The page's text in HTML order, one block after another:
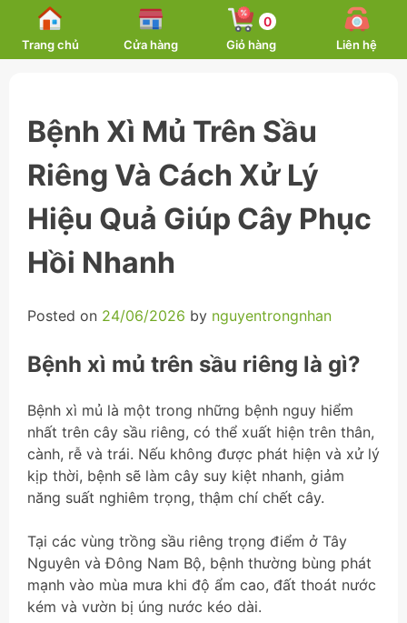
content
Trang chủ Cửa hàng
0
Giỏ hàng Liên hệ
Bệnh Xì Mủ Trên Sầu
Riêng Và Cách Xử Lý
Hiệu Quả Giúp Cây Phục
Hồi Nhanh
Posted on 24/06/2026 by nguyentrongnhan
Bệnh xì mủ trên sầu riêng là gì?
Bệnh xì mủ là một trong những bệnh nguy hiểm
nhất trên cây sầu riêng, có thể xuất hiện trên thân,
cành, rễ và trái. Nếu không được phát hiện và xử lý
kịp thời, bệnh sẽ làm cây suy kiệt nhanh, giảm
năng suất nghiêm trọng, thậm chí chết cây.
Tại các vùng trồng sầu riêng trọng điểm ở Tây
Nguyên và Đông Nam Bộ, bệnh thường bùng phát
mạnh vào mùa mưa khi độ ẩm cao, đất thoát nước
kém và vườn bị úng nước kéo dài.